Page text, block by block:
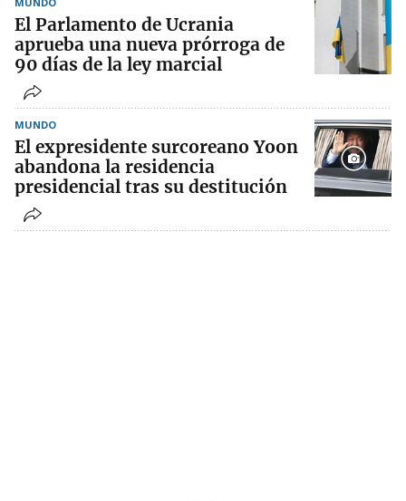
El Parlamento de Ucrania
aprueba una nueva prórroga de
90 días de la ley marcial
MUNDO
El expresidente surcoreano Yoon
abandona la residencia
presidencial tras su destitución